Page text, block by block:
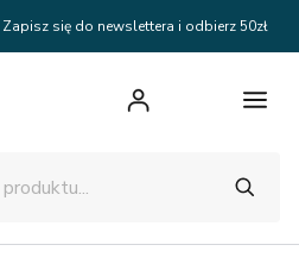
Zapisz się do newslettera i odbierz 50zł